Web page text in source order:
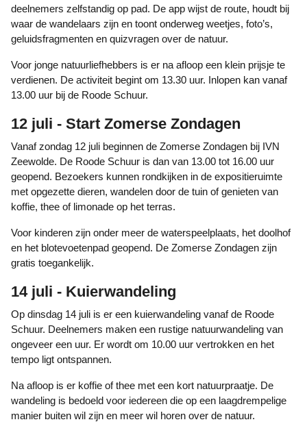
deelnemers zelfstandig op pad. De app wijst de route, houdt bij
waar de wandelaars zijn en toont onderweg weetjes, foto’s,
geluidsfragmenten en quizvragen over de natuur.
Voor jonge natuurliefhebbers is er na afloop een klein prijsje te
verdienen. De activiteit begint om 13.30 uur. Inlopen kan vanaf
13.00 uur bij de Roode Schuur.
12 juli - Start Zomerse Zondagen
Vanaf zondag 12 juli beginnen de Zomerse Zondagen bij IVN
Zeewolde. De Roode Schuur is dan van 13.00 tot 16.00 uur
geopend. Bezoekers kunnen rondkijken in de expositieruimte
met opgezette dieren, wandelen door de tuin of genieten van
koffie, thee of limonade op het terras.
Voor kinderen zijn onder meer de waterspeelplaats, het doolhof
en het blotevoetenpad geopend. De Zomerse Zondagen zijn
gratis toegankelijk.
14 juli - Kuierwandeling
Op dinsdag 14 juli is er een kuierwandeling vanaf de Roode
Schuur. Deelnemers maken een rustige natuurwandeling van
ongeveer een uur. Er wordt om 10.00 uur vertrokken en het
tempo ligt ontspannen.
Na afloop is er koffie of thee met een kort natuurpraatje. De
wandeling is bedoeld voor iedereen die op een laagdrempelige
manier buiten wil zijn en meer wil horen over de natuur.